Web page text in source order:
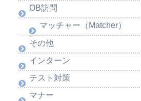
OB訪問
マッチャー（Matcher）
その他
インターン
テスト対策
マナー